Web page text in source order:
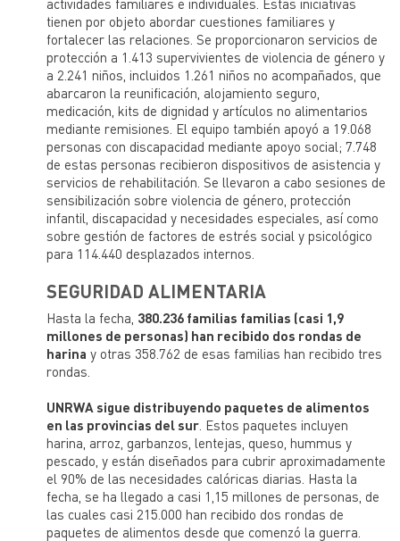
actividades familiares e individuales. Estas iniciativas
tienen por objeto abordar cuestiones familiares y
fortalecer las relaciones. Se proporcionaron servicios de
protección a 1.413 supervivientes de violencia de género y
a 2.241 niños, incluidos 1.261 niños no acompañados, que
abarcaron la reunificación, alojamiento seguro,
medicación, kits de dignidad y artículos no alimentarios
mediante remisiones. El equipo también apoyó a 19.068
personas con discapacidad mediante apoyo social; 7.748
de estas personas recibieron dispositivos de asistencia y
servicios de rehabilitación. Se llevaron a cabo sesiones de
sensibilización sobre violencia de género, protección
infantil, discapacidad y necesidades especiales, así como
sobre gestión de factores de estrés social y psicológico
para 114.440 desplazados internos.
SEGURIDAD ALIMENTARIA
Hasta la fecha, 380.236 familias familias (casi 1,9
millones de personas) han recibido dos rondas de
harina y otras 358.762 de esas familias han recibido tres
rondas.
UNRWA sigue distribuyendo paquetes de alimentos
en las provincias del sur . Estos paquetes incluyen
harina, arroz, garbanzos, lentejas, queso, hummus y
pescado, y están diseñados para cubrir aproximadamente
el 90% de las necesidades calóricas diarias. Hasta la
fecha, se ha llegado a casi 1,15 millones de personas, de
las cuales casi 215.000 han recibido dos rondas de
paquetes de alimentos desde que comenzó la guerra.